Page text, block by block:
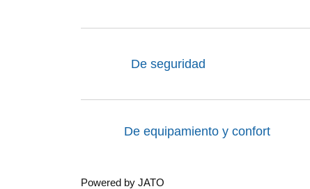
De seguridad
De equipamiento y confort
Powered by JATO